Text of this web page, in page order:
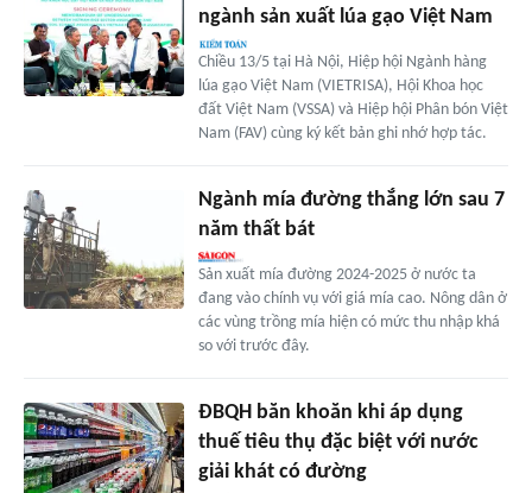
ngành sản xuất lúa gạo Việt Nam
Chiều 13/5 tại Hà Nội, Hiệp hội Ngành hàng
lúa gạo Việt Nam (VIETRISA), Hội Khoa học
đất Việt Nam (VSSA) và Hiệp hội Phân bón Việt
Nam (FAV) cùng ký kết bản ghi nhớ hợp tác.
Ngành mía đường thắng lớn sau 7
năm thất bát
Sản xuất mía đường 2024-2025 ở nước ta
đang vào chính vụ với giá mía cao. Nông dân ở
các vùng trồng mía hiện có mức thu nhập khá
so với trước đây.
ĐBQH băn khoăn khi áp dụng
thuế tiêu thụ đặc biệt với nước
giải khát có đường